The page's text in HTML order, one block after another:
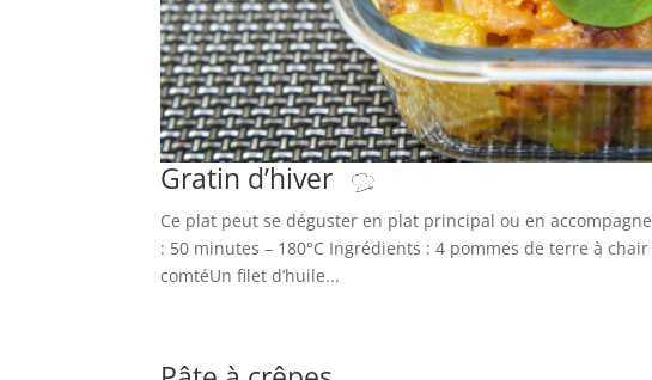
Gratin d’hiver
Ce plat peut se déguster en plat principal ou en
: 50 minutes – 180°C Ingrédients : 4 pommes de terre à
comtéUn filet d’huile...